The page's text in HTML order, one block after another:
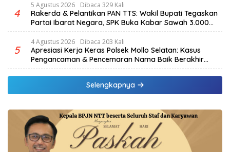
4
5 Agustus 2026 Dibaca 329 Kali
Rakerda & Pelantikan PAN TTS: Wakil Bupati Tegaskan
Partai Ibarat Negara, SPK Buka Kabar Sawah 3.000
Hektar & Larangan Politik Uang
5
4 Agustus 2026 Dibaca 203 Kali
Apresiasi Kerja Keras Polsek Mollo Selatan: Kasus
Pengancaman & Pencemaran Nama Baik Berakhir
Damai
Selengkapnya